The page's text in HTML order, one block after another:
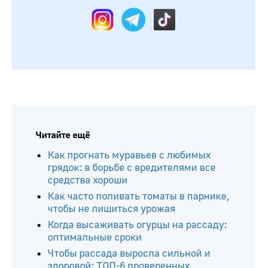
Читайте ещё
Как прогнать муравьев с любимых
грядок: в борьбе с вредителями все
средства хороши